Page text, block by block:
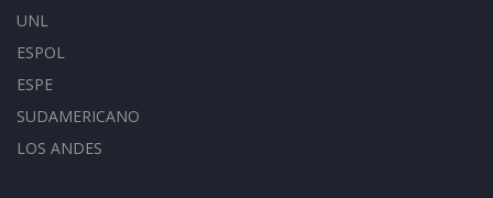
UNL
ESPOL
ESPE
SUDAMERICANO
LOS ANDES